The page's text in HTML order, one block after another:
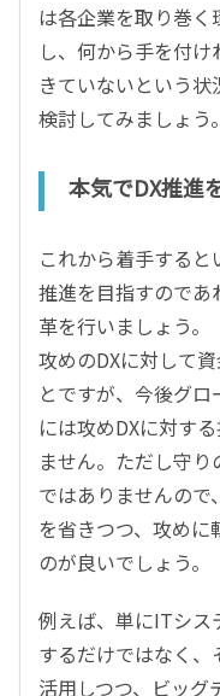
は各企業を取り巻く
し、何から手を付
きていないという状
検討してみましょう。
本気でDX推進
これから着手する
推進を目指すので
革を行いましょう。
攻めのDXに対して
とですが、今後グ
には攻めDXに対す
ません。ただし守
ではありませんの
を省きつつ、攻めに
のが良いでしょう。
例えば、単にITシス
するだけではなく
活用しつつ、ビッグ